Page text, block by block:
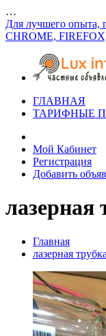
…
Для лучшего опыта,
CHROME,
ГЛАВНАЯ
ТАРИФНЫЕ
Мой Кабинет
Регистрация
Добавить
лазерная
Главная
лазерная трубка